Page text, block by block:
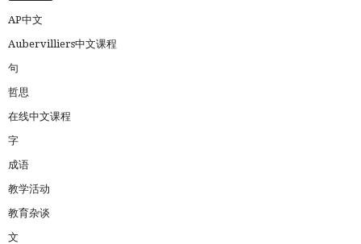
AP中文
Aubervilliers中文课程
句
哲思
在线中文课程
字
成语
教学活动
教育杂谈
文